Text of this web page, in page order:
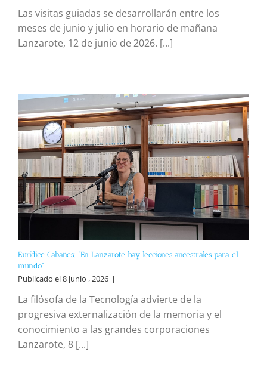
Las visitas guiadas se desarrollarán entre los
meses de junio y julio en horario de mañana
Lanzarote, 12 de junio de 2026. [...]
Eurídice Cabañes: “En Lanzarote hay lecciones ancestrales para el
mundo”
Publicado el 8 junio , 2026 |
La filósofa de la Tecnología advierte de la
progresiva externalización de la memoria y el
conocimiento a las grandes corporaciones
Lanzarote, 8 [...]